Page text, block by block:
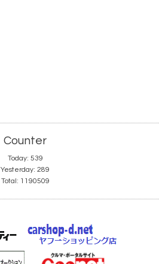
Counter
Today: 539
Yesterday: 289
Total: 1190509